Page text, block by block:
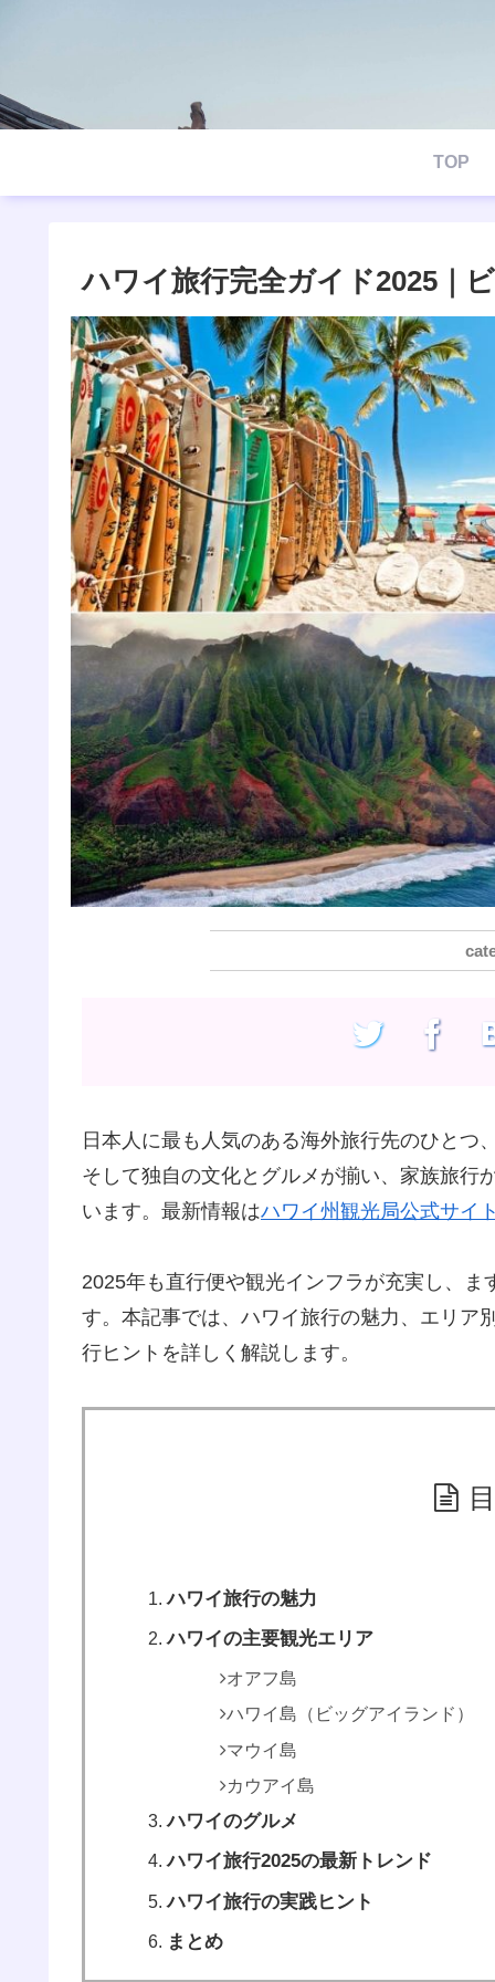
TOP
ハワイ旅行完全ガイド2025｜
日本人に最も人気のある海外旅行先のひとつ
そして独自の文化とグルメが揃い、家族旅行
います。最新情報はハワイ州観光局公式サイ
2025年も直行便や観光インフラが充実し、
す。本記事では、ハワイ旅行の魅力、エリア
行ヒントを詳しく解説します。
ハワイ旅行の魅力
ハワイの主要観光エリア
オアフ島
ハワイ島（ビッグアイランド）
マウイ島
カウアイ島
ハワイのグルメ
ハワイ旅行2025の最新トレンド
ハワイ旅行の実践ヒント
まとめ